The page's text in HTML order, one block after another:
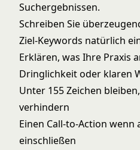
Suchergebnissen.
Schreiben Sie
Ziel-Keywords natürlich
Erklären, was Ihre Praxis
Dringlichkeit oder klaren
Unter 155 Zeichen
verhindern
Einen Call-to-Action wenn
einschließen